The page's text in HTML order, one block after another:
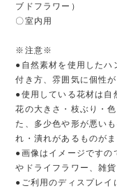
ブドフラワー）
〇室内用
※注意※
●自然素材を使用したハ
付き方、雰囲気に個性が
●使用している花材は自
花の大きさ・枝ぶり・
た、多少色や形が悪い
れ・潰れがあるものが
●画像はイメージですの
やドライフラワー、雑
●ご利用のディスプレイ